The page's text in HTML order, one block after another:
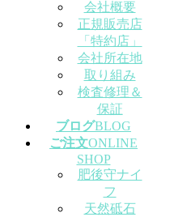
会社概要
正規販売店
「特約店」
会社所在地
取り組み
検査修理＆
保証
ブログBLOG
ご注文ONLINE
SHOP
肥後守ナイ
フ
天然砥石